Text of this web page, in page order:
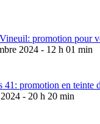
promotion pour
2024 - 12 h 01 min
41: promotion en teinte
- 20 h 20 min